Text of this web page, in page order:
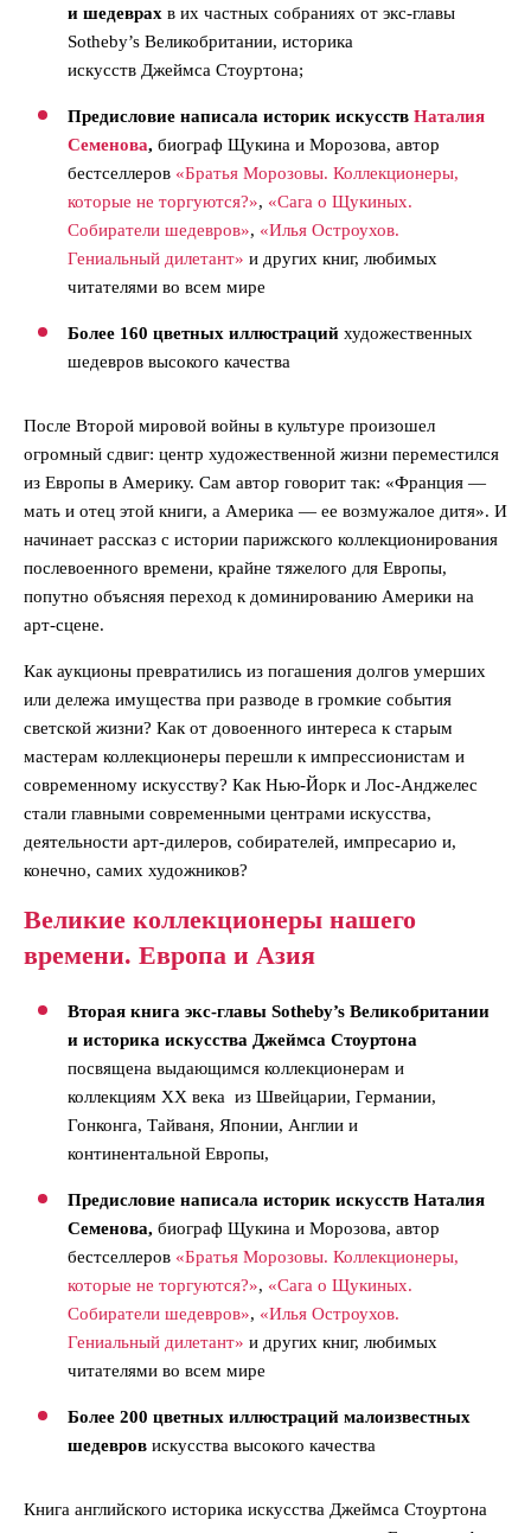
и шедеврах в их частных собраниях от экс-главы
Sotheby’s Великобритании, историка
искусств Джеймса Стоуртона;
Предисловие написала историк искусств Наталия
Семенова, биограф Щукина и Морозова, автор
бестселлеров «Братья Морозовы. Коллекционеры,
которые не торгуются?», «Сага о Щукиных.
Собиратели шедевров», «Илья Остроухов.
Гениальный дилетант» и других книг, любимых
читателями во всем мире
Более 160 цветных иллюстраций художественных
шедевров высокого качества
После Второй мировой войны в культуре произошел
огромный сдвиг: центр художественной жизни переместился
из Европы в Америку. Сам автор говорит так: «Франция —
мать и отец этой книги, а Америка — ее возмужалое дитя». И
начинает рассказ с истории парижского коллекционирования
послевоенного времени, крайне тяжелого для Европы,
попутно объясняя переход к доминированию Америки на
арт-сцене.
Как аукционы превратились из погашения долгов умерших
или дележа имущества при разводе в громкие события
светской жизни? Как от довоенного интереса к старым
мастерам коллекционеры перешли к импрессионистам и
современному искусству? Как Нью-Йорк и Лос-Анджелес
стали главными современными центрами искусства,
деятельности арт-дилеров, собирателей, импресарио и,
конечно, самих художников?
Великие коллекционеры нашего
времени. Европа и Азия
Вторая книга экс-главы Sotheby’s Великобритании
и историка искусства Джеймса Стоуртона
посвящена выдающимся коллекционерам и
коллекциям XX века из Швейцарии, Германии,
Гонконга, Тайваня, Японии, Англии и
континентальной Европы,
Предисловие написала историк искусств Наталия
Семенова, биограф Щукина и Морозова, автор
бестселлеров «Братья Морозовы. Коллекционеры,
которые не торгуются?», «Сага о Щукиных.
Собиратели шедевров», «Илья Остроухов.
Гениальный дилетант» и других книг, любимых
читателями во всем мире
Более 200 цветных иллюстраций малоизвестных
шедевров искусства высокого качества
Книга английского историка искусства Джеймса Стоуртона